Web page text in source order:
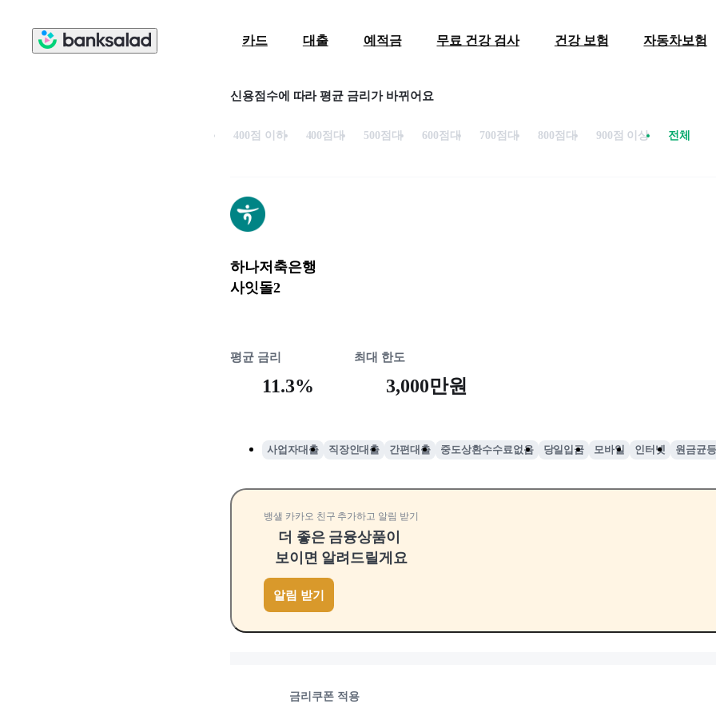
카드 대출 예적금 무료 건강 검사 건강 보험 자동차보험
신용점수에 따라 평균 금리가 바뀌어요
400점 이하 400점대 500점대 600점대 700점대 800점대 900점 이상 전체
하나저축은행
사잇돌2
평균 금리
11.3%
최대 한도
3,000만원
사업자대출 직장인대출 간편대출 중도상환수수료없음 당일입금 모바일 인터넷 원금균
뱅샐 카카오 친구 추가하고 알림 받기
더 좋은 금융상품이
보이면 알려드릴게요
알림 받기
금리쿠폰 적용